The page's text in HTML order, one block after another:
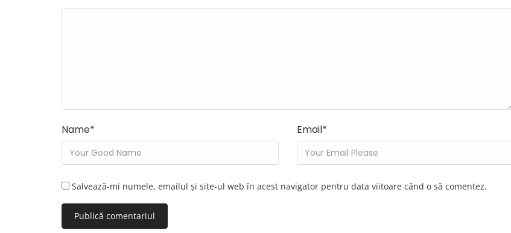
Name* Email*
Salvează-mi numele, emailul și site-ul web în acest navigator pentru data viitoare când o să comentez.